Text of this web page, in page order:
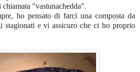
chiamata "vastunachedda".
ho pensato di farci una composta da
stagionati e vi assicuro che ci ho proprio